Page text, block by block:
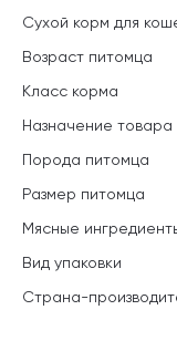
Сухой корм для
Возраст питомца
Класс корма
Назначение товара
Порода питомца
Размер питомца
Мясные
Вид упаковки
Страна-